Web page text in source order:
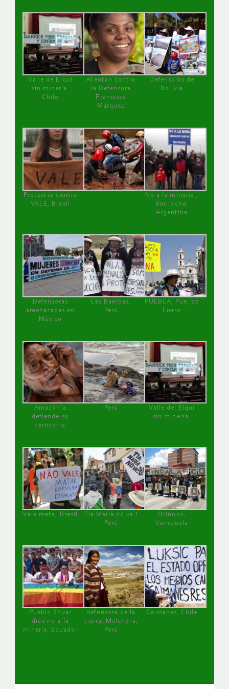
Valle de Elqui
sin minería.
Chile
Atentan contra
la Defensora
Francisca
Márquez
Defensoras de
Bolivia
Protestas contra
VALE, Brasil
No a la minería ,
Bariloche,
Argentina
Defensoras
amenazadas en
México
Las Bambas,
Perú
PUEBLA, Pue, 27
Enero
Amazonía
defiende su
territorio
Perú
Valle del Elqui
sin minería.
Vale mata, Brasil
Tía María no va !
Perú
Orinoco,
Venezuela
Pueblo Shuar
dice no a la
minería, Ecuador
defensora de la
tierra, Melchora,
Perú
Caimanes, Chile